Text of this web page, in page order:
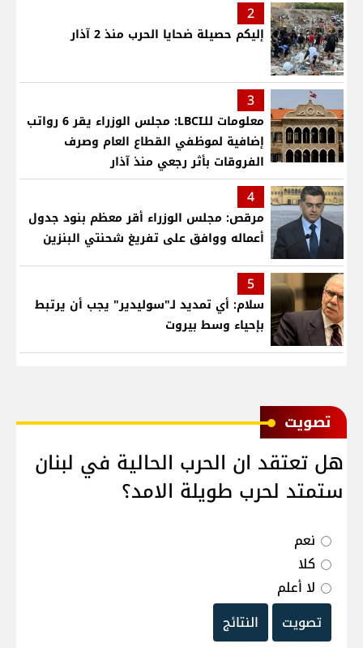
2
إليكم حصيلة ضحايا الحرب منذ 2 آذار
3
معلومات للـLBCI: مجلس الوزراء يقر 6 رواتب
إضافية لموظفي القطاع العام وصرف
الفروقات بأثر رجعي منذ آذار
4
مرقص: مجلس الوزراء أقر معظم بنود جدول
أعماله ووافق على تفريغ شحنتي البنزين
5
سلام: أي تمديد لـ"سوليدير" يجب أن يرتبط
بإحياء وسط بيروت
ﺗﺼﻮﻳﺖ
هل تعتقد ان الحرب الحالية في لبنان
ستمتد لحرب طويلة الامد؟
نعم
كلا
لا أعلم
تصويت
النتائج